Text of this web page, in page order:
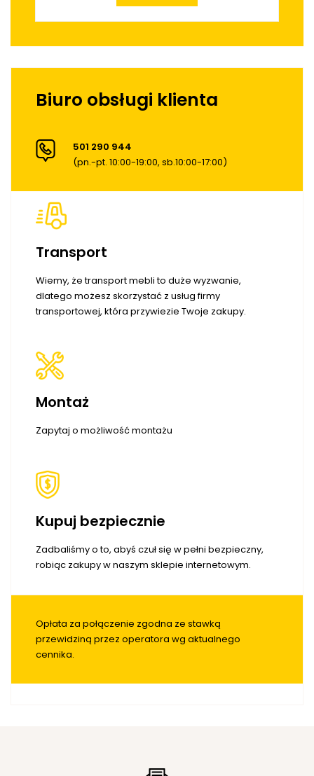
Biuro obsługi klienta
501 290 944
(pn.-pt. 10:00-19:00, sb.10:00-17:00)
Transport
Wiemy, że transport mebli to duże wyzwanie,
dlatego możesz skorzystać z usług firmy
transportowej, która przywiezie Twoje zakupy.
Montaż
Zapytaj o możliwość montażu
Kupuj bezpiecznie
Zadbaliśmy o to, abyś czuł się w pełni bezpieczny,
robiąc zakupy w naszym sklepie internetowym.
Opłata za połączenie zgodna ze stawką
przewidziną przez operatora wg aktualnego
cennika.